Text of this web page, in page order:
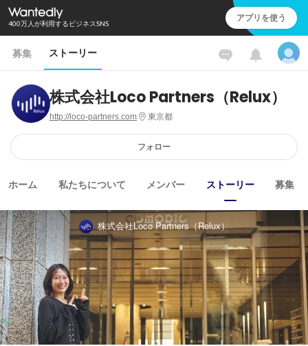
400万人が利用するビジネスSNS アプリを使う
募集 ストーリー
株式会社Loco Partners（Relux）
http://loco-partners.com 東京都
フォロー
ホーム 私たちについて メンバー ストーリー 募集
株式会社Loco Partners（Relux）